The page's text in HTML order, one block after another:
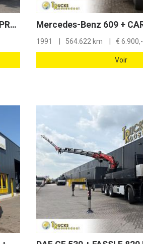
Volvo FH 12.460 + HIAB 700E-6 HI HIPRO + JIB 4X + 8X4 + EURO 5 + REMOTE
1991 564.622 km €6.900,-
Voir